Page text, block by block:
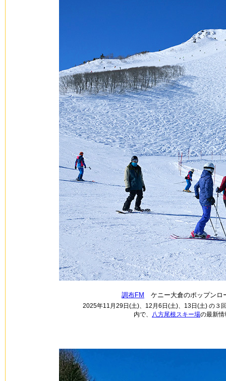
調布FM ケニー大倉のポップンロ
2025年11月29日(土)、12月6日(土)、13日(土) の３
内で、 八方尾根スキー場の最新情